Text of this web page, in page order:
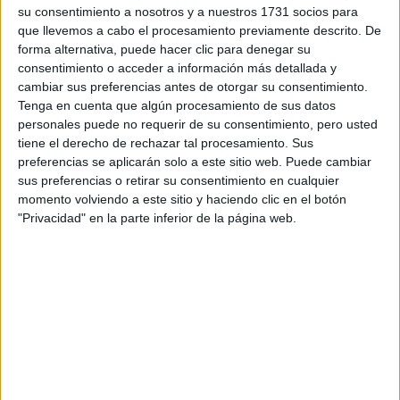
su consentimiento a nosotros y a nuestros 1731 socios para
que llevemos a cabo el procesamiento previamente descrito. De
forma alternativa, puede hacer clic para denegar su
consentimiento o acceder a información más detallada y
cambiar sus preferencias antes de otorgar su consentimiento.
Tenga en cuenta que algún procesamiento de sus datos
personales puede no requerir de su consentimiento, pero usted
tiene el derecho de rechazar tal procesamiento. Sus
preferencias se aplicarán solo a este sitio web. Puede cambiar
sus preferencias o retirar su consentimiento en cualquier
momento volviendo a este sitio y haciendo clic en el botón
"Privacidad" en la parte inferior de la página web.
y que, seguro, se sienten identificados con las experiencias de las
que se van a hablar.
Todo el contenido podrá seguirse de forma 100% online desde
cualquier dispositivo, del 10 al 12 de diciembre, para compartirlo
con amigos y establecer sus propios debates internos tanto en
casa como en la escuela.
iOrienta, que cuenta con el patrocinio de la Universitat de Vic-
Universitat Central de Catalunya y Nexo Residencias, es un
evento gratuito que podrá seguirse previa inscripción en
https://iorienta.com/. Además, una vez realices tu inscripción,
tendrás la posibilidad de dejar tu pregunta para alguno de los